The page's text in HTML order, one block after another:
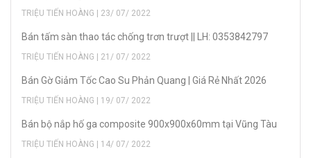
TRIỆU TIẾN HOÀNG | 23/ 07/ 2022
Bán tấm sàn thao tác chống trơn trượt || LH: 0353842797
TRIỆU TIẾN HOÀNG | 21/ 07/ 2022
Bán Gờ Giảm Tốc Cao Su Phản Quang | Giá Rẻ Nhất 2026
TRIỆU TIẾN HOÀNG | 19/ 07/ 2022
Bán bộ nắp hố ga composite 900x900x60mm tại Vũng Tàu
TRIỆU TIẾN HOÀNG | 14/ 07/ 2022